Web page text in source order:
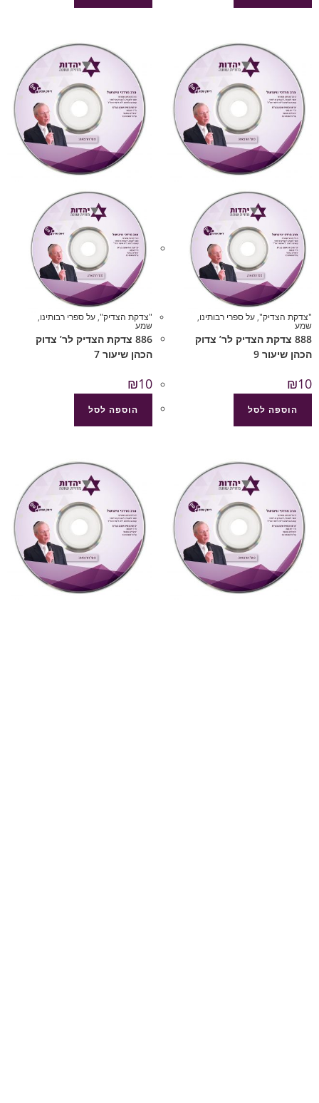
"צדקת הצדיק",על ספרי רבותינו,
שמע
888 צדקת הצדיק לר’ צדוק
הכהן שיעור 9
₪10
הוספה לסל
"צדקת הצדיק",על ספרי רבותינו,
שמע
886 צדקת הצדיק לר’ צדוק
הכהן שיעור 7
₪10
הוספה לסל